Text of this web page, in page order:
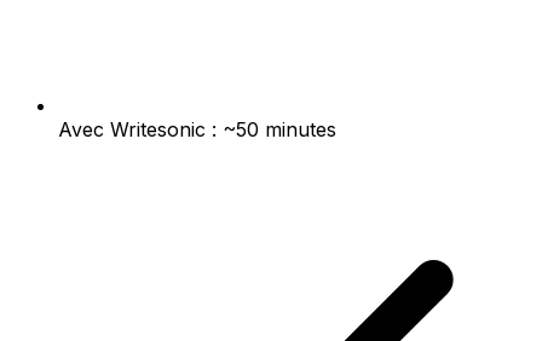
Avec Writesonic : ~50 minutes